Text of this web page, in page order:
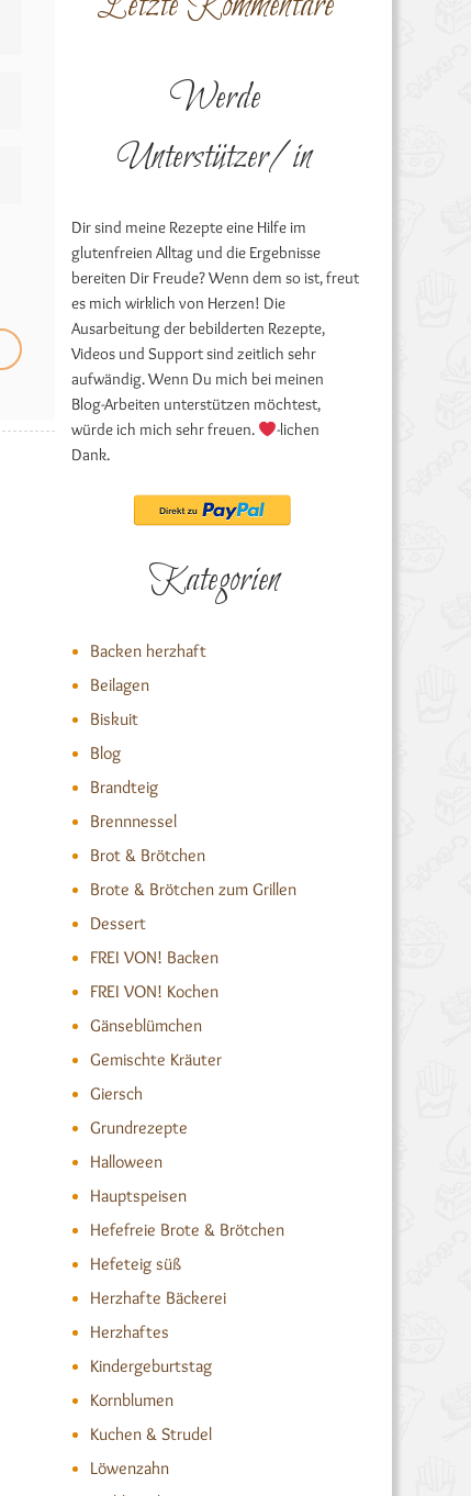
Werde
Unterstützer/in
Dir sind meine Rezepte eine Hilfe im
glutenfreien Alltag und die Ergebnisse
bereiten Dir Freude? Wenn dem so ist, freut
es mich wirklich von Herzen! Die
Ausarbeitung der bebilderten Rezepte,
Videos und Support sind zeitlich sehr
aufwändig. Wenn Du mich bei meinen
Blog-Arbeiten unterstützen möchtest,
würde ich mich sehr freuen.
-lichen
Dank.
Kategorien
Backen herzhaft
Beilagen
Biskuit
Blog
Brandteig
Brennnessel
Brot & Brötchen
Brote & Brötchen zum Grillen
Dessert
FREI VON! Backen
FREI VON! Kochen
Gänseblümchen
Gemischte Kräuter
Giersch
Grundrezepte
Halloween
Hauptspeisen
Hefefreie Brote & Brötchen
Hefeteig süß
Herzhafte Bäckerei
Herzhaftes
Kindergeburtstag
Kornblumen
Kuchen & Strudel
Löwenzahn